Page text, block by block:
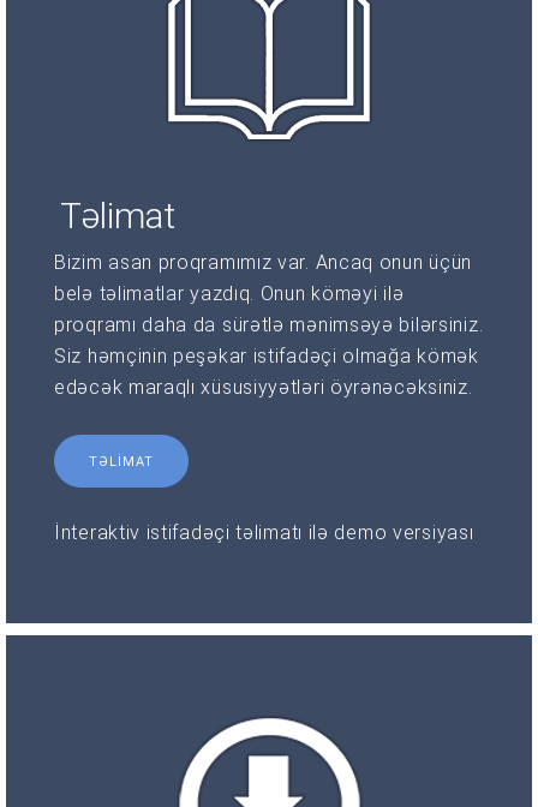
Təlimat
Bizim asan proqramımız var. Ancaq onun üçün
belə təlimatlar yazdıq. Onun köməyi ilə
proqramı daha da sürətlə mənimsəyə bilərsiniz.
Siz həmçinin peşəkar istifadəçi olmağa kömək
edəcək maraqlı xüsusiyyətləri öyrənəcəksiniz.
TƏLIMAT
İnteraktiv istifadəçi təlimatı ilə demo versiyası